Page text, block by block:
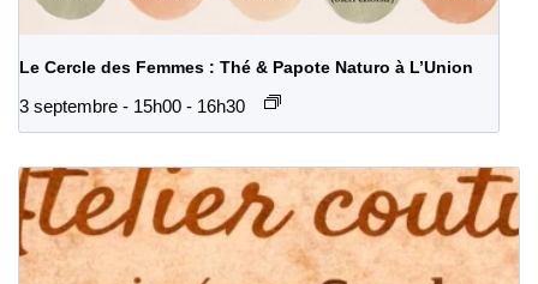
Le Cercle des Femmes : Thé & Papote Naturo à L’Union
3 septembre - 15h00 - 16h30